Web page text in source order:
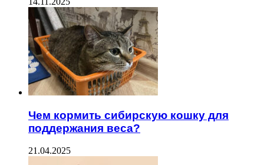
Чем кормить сибирскую кошку для
поддержания веса?
21.04.2025